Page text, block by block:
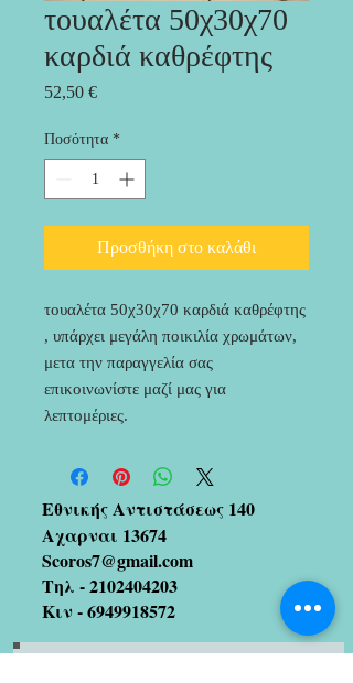
τουαλέτα 50χ30χ70
καρδιά καθρέφτης
52,50 €Τιμή
Ποσότητα *
Προσθήκη στο καλάθι
τουαλέτα 50χ30χ70 καρδιά καθρέφτης
, υπάρχει μεγάλη ποικιλία χρωμάτων,
μετα την παραγγελία σας
επικοινωνίστε μαζί μας για
λεπτομέριες.
Εθνικής Αντιστάσεως 140
Αχαρναι 13674
Scoros7@gmail.com
Τηλ -2102404203
Κιν -6949918572